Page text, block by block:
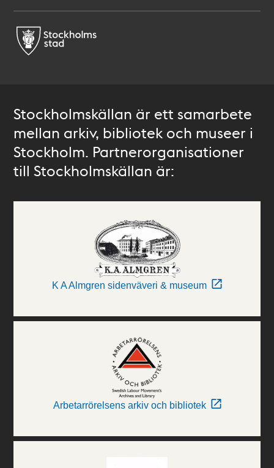
Stockholmskällan är ett samarbete
mellan arkiv, bibliotek och museer i
Stockholm. Partnerorganisationer
till Stockholmskällan är:
K A Almgren sidenväveri & museum
Arbetarrörelsens arkiv och bibliotek